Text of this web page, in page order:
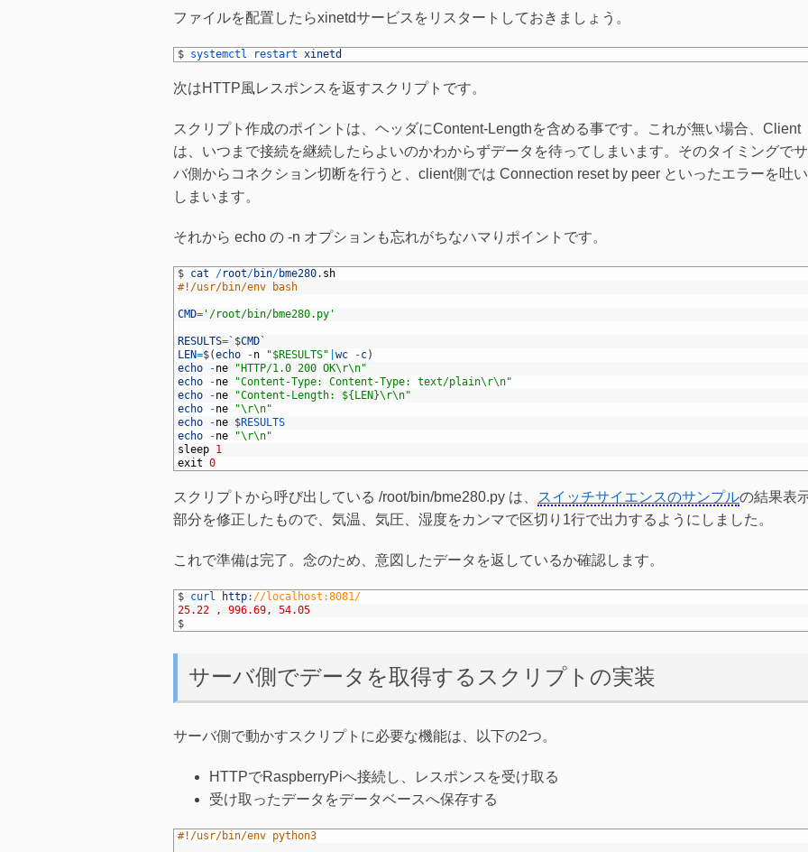
ファイルを配置したらxinetdサービスをリスタートしておきましょう。
$ systemctl restart xinetd
次はHTTP風レスポンスを返すスクリプトです。
スクリプト作成のポイントは、ヘッダにContent-Lengthを含める事です。これが無い場合、Client
は、いつまで接続を継続したらよいのかわからずデータを待ってしまいます。そのタイミングで
バ側からコネクション切断を行うと、client側では Connection reset by peer といったエラーを吐
しまいます。
それから echo の -n オプションも忘れがちなハマりポイントです。
$ cat /root/bin/bme280. sh
#!/usr/bin/env bash
CMD= '/root/bin/bme280.py'
RESULTS=` $CMD`
LEN=$(echo -n "$RESULTS" wc -c)
echo
-ne
"HTTP/1.0 200 OK\r\n"
echo
-ne
"Content-Type: Content-Type: text/plain\r\n"
echo
-ne
"Content-Length: ${LEN}\r\n"
echo
-ne
"\r\n"
echo
-ne $RESULTS
echo
-ne
"\r\n"
sleep 1
exit 0
スクリプトから呼び出している /root/bin/bme280.py は、 スイッチサイエンスのサンプルの結果表
部分を修正したもので、気温、気圧、湿度をカンマで区切り1行で出力するようにしました。
これで準備は完了。念のため、意図したデータを返しているか確認します。
$ curl http: //localhost:8081/
25.22
, 996.69 ,
54.05
$
サーバ側でデータを取得するスクリプトの実装
サーバ側で動かすスクリプトに必要な機能は、以下の2つ。
HTTPでRaspberryPiへ接続し、レスポンスを受け取る
受け取ったデータをデータベースへ保存する
#!/usr/bin/env python3